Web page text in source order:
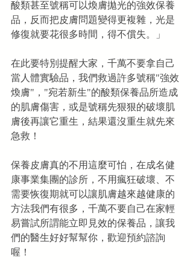
酸類甚至號稱可以煥膚拋光的強效保養
品，反而把皮膚問題變得更複雜，光是
修復就要花很多時間，得不償失。」
在此要特別提醒大家，千萬不要拿自己
當人體實驗品，我們救過許多號稱"強效
煥膚"，"宛若新生"的酸類保養品所造成
的肌膚傷害，或是號稱先狠狠的破壞肌
膚後再讓它重生，結果還沒重生就先來
急救！
保養皮膚真的不用這麼可怕，在成名健
康事業集團的診所，不用瘋狂破壞、不
需要恢復期就可以讓肌膚越來越健康的
方法我們有很多，千萬不要自己在家輕
易嘗試所謂能立即見效的保養品，讓我
們的醫生好好幫幫你，歡迎預約諮詢
喔！